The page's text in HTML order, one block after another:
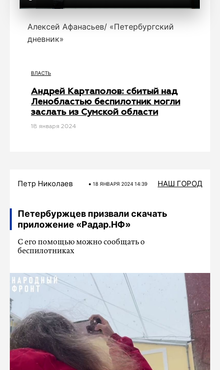
Алексей Афанасьев/ «Петербургский
дневник»
ВЛАСТЬ
Андрей Картаполов: сбитый над
Ленобластью беспилотник могли
заслать из Сумской области
18 января 2024
Петр Николаев 18 ЯНВАРЯ 2024 14:39 НАШ ГОРОД
Петербуржцев призвали скачать
приложение «Радар.НФ»
С его помощью можно сообщать о
беспилотниках